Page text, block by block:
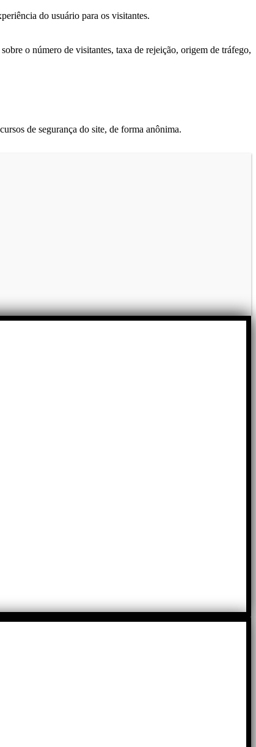
do usuário para os visitantes.
o número de visitantes, taxa de rejeição, origem de tráfego,
de segurança do site, de forma anônima.